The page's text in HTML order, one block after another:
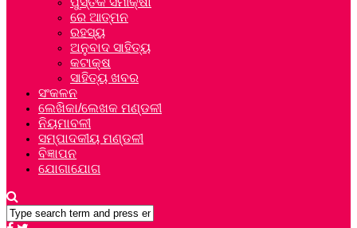
ରେ ଆତ୍ମନ
ରହସ୍ୟ
ଅନୁବାଦ ସାହିତ୍ୟ
କଟାକ୍ଷ
ସାହିତ୍ୟ ଖବର
ସଂକଳନ
ଲେଖିକା/ଲେଖକ ମଣ୍ଡଳୀ
ନିୟମାବଳୀ
ସମ୍ପାଦକୀୟ ମଣ୍ଡଳୀ
ବିଜ୍ଞାପନ
ଯୋଗାଯୋଗ